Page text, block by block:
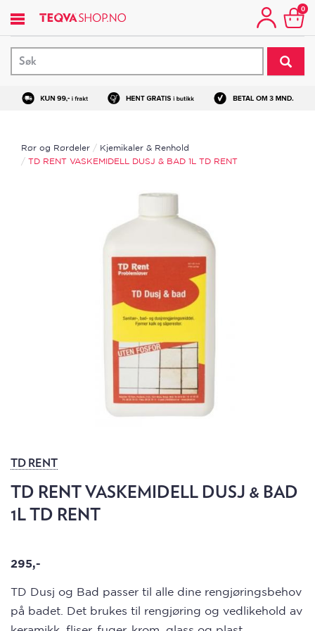
hovedinnhold
0
Rør og Rørdeler
Kjemikaler & Renhold
TD RENT VASKEMIDELL DUSJ & BAD 1L TD RENT
TD RENT
TD RENT VASKEMIDELL DUSJ & BAD
1L TD RENT
295,-
TD Dusj og Bad passer til alle dine rengjøringsbehov
på badet. Det brukes til rengjøring og vedlikehold av